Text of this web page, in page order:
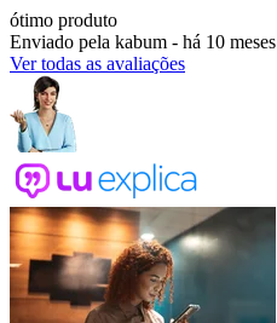
ótimo produto
Enviado pela kabum - há 10 meses
Ver todas as avaliações